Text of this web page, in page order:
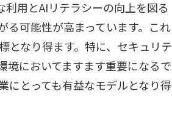
用とAIリテラシーの向上を図る
る可能性が高まっています。これ
となり得ます。特に、セキュリテ
境においてますます重要になるで
にとっても有益なモデルとなり得